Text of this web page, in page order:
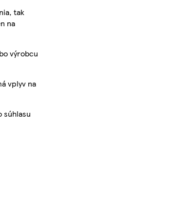
tak
na
výrobcu
vplyv na
súhlasu